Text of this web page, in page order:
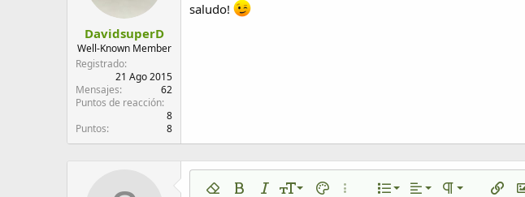
DavidsuperD
Well-Known Member
Registrado
21 Ago 2015
Mensajes
62
Puntos de reacción
8
Puntos
8
saludo!
Eliminar formato
NegritaCursivaTamaño del texto
9
Color de texto
Más opciones…
Lista
Lista numerada
Alineamiento
Alineación izquierda
Paragraph
Normal